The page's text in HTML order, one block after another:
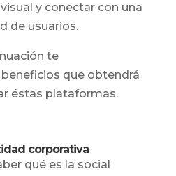
y conectar con una
de usuarios.
te
que obtendrá
éstas plataformas.
corporativa
qué es la social